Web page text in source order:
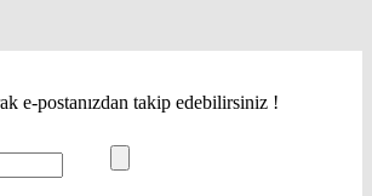
e-postanızdan takip edebilirsiniz !